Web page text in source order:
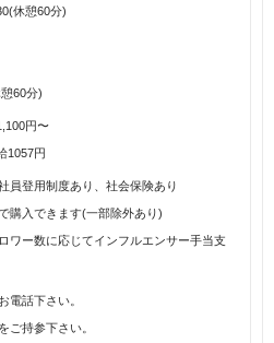
休憩60分)
60分)
円〜
1057円
員登用制度あり、社会保険あり
購入できます(一部除外あり)
ワー数に応じてインフルエンサー手当支
電話下さい。
ご持参下さい。